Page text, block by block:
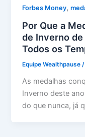
Forbes Money,
Por Que a
de Inverno
Todos os
Equipe Wealthpause
As medalhas
Inverno deste
do que nunca, já